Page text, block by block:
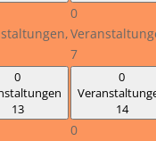
0
7
0
13
0
14
0